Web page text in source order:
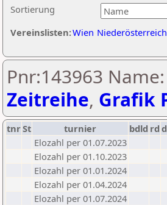
Sortierung
Vereinslisten:Wien Niederösterreich
Pnr:143963
Zeitreihe, Grafik
tnrSt turnier bdld rd
Elozahl per 01.07.2023
Elozahl per 01.10.2023
Elozahl per 01.01.2024
Elozahl per 01.04.2024
Elozahl per 01.07.2024